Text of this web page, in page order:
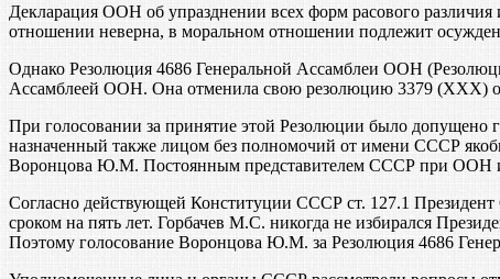
Декларация ООН об упразднении всех форм расового различия
отношении неверна, в моральном отношении подлежит
Однако Резолюция 4686 Генеральной Ассамблеи ООН
Ассамблеей ООН. Она отменила свою резолюцию 3379 (ХХХ)
При голосовании за принятие этой Резолюции было
назначенный также лицом без полномочий от имени СССР
Воронцова Ю.М. Постоянным представителем СССР при ООН и
Согласно действующей Конституции СССР ст. 127.1
сроком на пять лет. Горбачев М.С. никогда не избирался
Поэтому голосование Воронцова Ю.М. за Резолюция 4686